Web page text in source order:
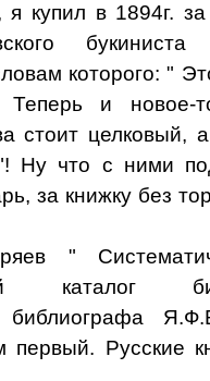
я купил в 1894г.
которого: "
Теперь и новое-
стоит целковый,
Ну что с ними
за книжку без
"
каталог
Русские